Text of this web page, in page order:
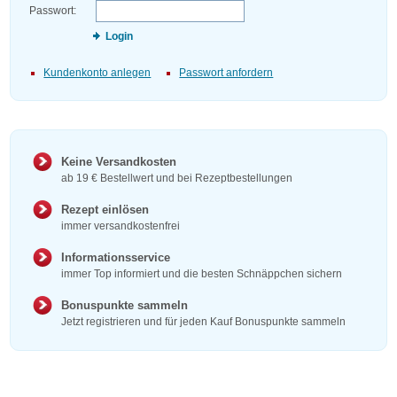
Passwort:
Login
Kundenkonto anlegen Passwort anfordern
Keine Versandkosten
ab 19 € Bestellwert und bei Rezeptbestellungen
Rezept einlösen
immer versandkostenfrei
Informationsservice
immer Top informiert und die besten Schnäppchen sichern
Bonuspunkte sammeln
Jetzt registrieren und für jeden Kauf Bonuspunkte sammeln